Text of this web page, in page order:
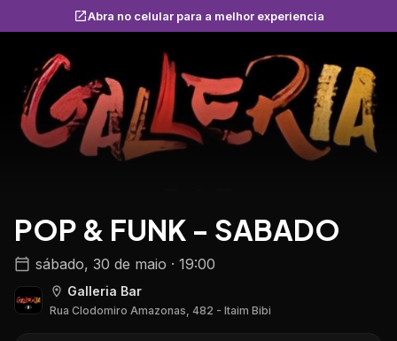
Abra no celular para a melhor experiencia
POP & FUNK - SABADO
sábado, 30 de maio · 19:00
Galleria Bar
Rua Clodomiro Amazonas, 482 - Itaim Bibi